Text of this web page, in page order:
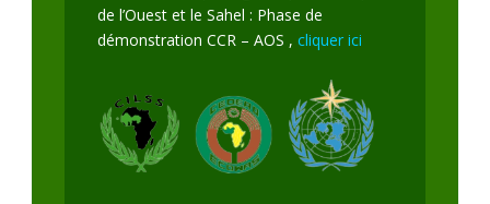
de l’Ouest et le Sahel : Phase de
démonstration CCR – AOS , cliquer ici